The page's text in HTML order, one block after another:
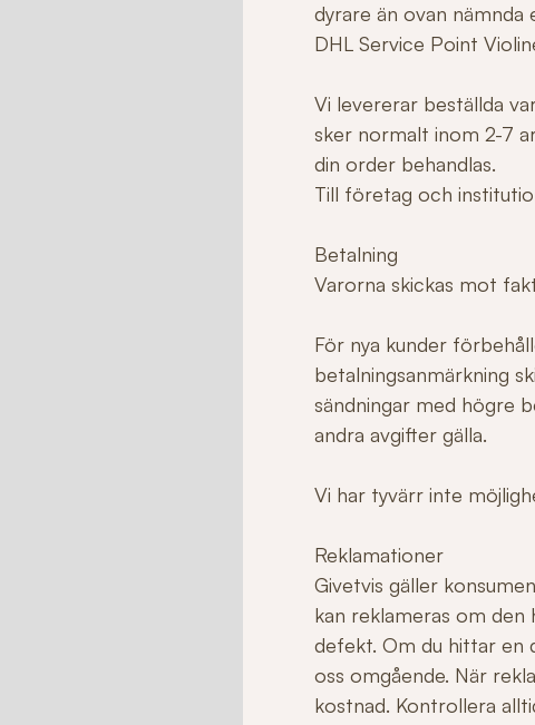
dyrare än ovan nämnda
DHL Service Point
Vi levererar beställda
sker normalt inom 2-7
din order behandlas.
Till företag och
Betalning
Varorna skickas mot
För nya kunder
betalningsanmärkning
sändningar med högre
andra avgifter gälla.
Vi har tyvärr inte
Reklamationer
Givetvis gäller
kan reklameras om
defekt. Om du hittar en
oss omgående. När
kostnad. Kontrollera